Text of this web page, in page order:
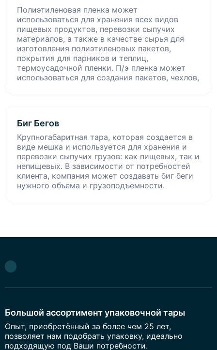
Полиэтиленовая пленка может
использоваться для хранения всех видов
пищевых продуктов, перевозки сыпучих
материалов, а также в качестве сырья для
изготовления полиэтиленовых пакетов,
покрытия для парников и теплиц,
термоусадочной пленки. П/э пленка может
использоваться для создания пакетов, чехлов,
Биг Бегов
Крупногабаритная тара, которая создается в
виде мешка и используется для хранения и
перевозки сыпучих грузов: как пищевых, так и
непищевых. В зависимости от потребностей
клиента, компания может создавать биг беги
нужного объема и грузоподъемности.
Большой ассортимент упаковочной тары
Опыт, приобретённый за более чем 25 лет,
позволяет нам подобрать упаковку, идеально
подходящую под Ваши потребности.